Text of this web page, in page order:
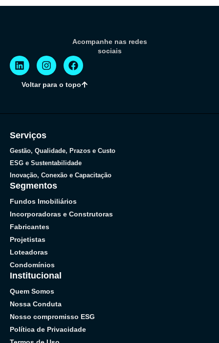
Acompanhe nas redes
sociais
Voltar para o topo
Serviços
Gestão, Qualidade, Prazos e Custo
ESG e Sustentabilidade
Inovação, Conexão e Capacitação
Segmentos
Fundos Imobiliários
Incorporadoras e Construtoras
Fabricantes
Projetistas
Loteadoras
Condomínios
Institucional
Quem Somos
Nossa Conduta
Nosso compromisso ESG
Política de Privacidade